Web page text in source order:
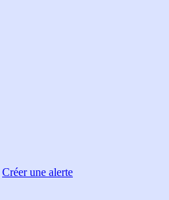
Créer une alerte